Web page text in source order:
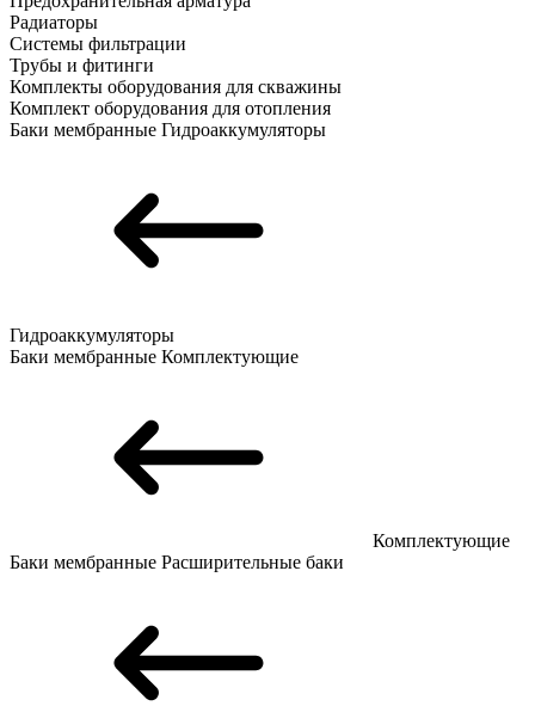
Радиаторы
Системы фильтрации
Трубы и фитинги
Комплекты оборудования для скважины
Комплект оборудования для отопления
Баки мембранные Гидроаккумуляторы
Гидроаккумуляторы
Баки мембранные Комплектующие
Комплектующие
Баки мембранные Расширительные баки